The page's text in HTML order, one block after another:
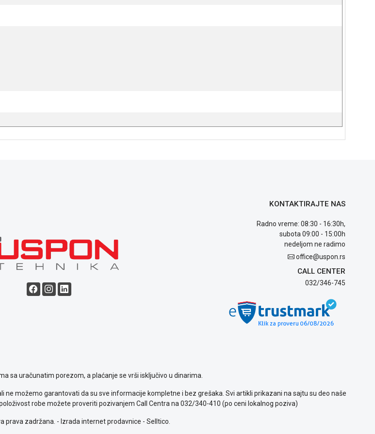
KONTAKTIRAJTE NAS
Radno vreme: 08:30 - 16:30h,
subota 09:00 - 15:00h
nedeljom ne radimo
office@uspon.rs
CALL CENTER
032/346-745
sa uračunatim porezom, a plaćanje se vrši isključivo u dinarima.
ne možemo garantovati da su sve informacije kompletne i bez grešaka. Svi artikli prikazani na sajtu su deo naše
robe možete proveriti pozivanjem Call Centra na 032/340-410 (po ceni lokalnog poziva)
prava zadržana. - Izrada internet prodavnice - Selltico.